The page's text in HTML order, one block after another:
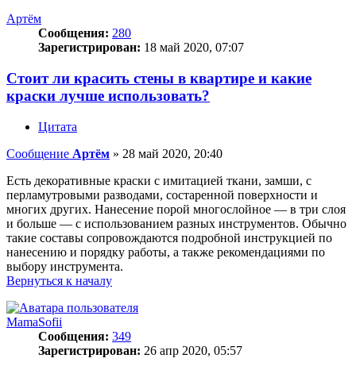
Артём
Сообщения: 280
Зарегистрирован: 18 май 2020, 07:07
Стоит ли красить стены в квартире и какие
краски лучше использовать?
Цитата
Сообщение Артём » 28 май 2020, 20:40
Есть декоративные краски с имитацией ткани, замши, с
перламутровыми разводами, состаренной поверхности и
многих других. Нанесение порой многослойное — в три слоя
и больше — с использованием разных инструментов. Обычно
такие составы сопровождаются подробной инструкцией по
нанесению и порядку работы, а также рекомендациями по
выбору инструмента.
Вернуться к началу
MamaSofii
Сообщения: 349
Зарегистрирован: 26 апр 2020, 05:57